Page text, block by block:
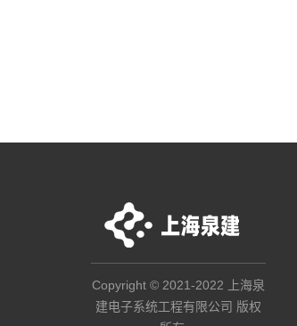
Copyright © 2021-2022 上海泉
建电子系统工程有限公司 版权